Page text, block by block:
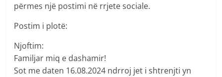
përmes një postimi në rrjete sociale.
Postim i plotë:
Njoftim:
Familjar miq e dashamir!
Sot me daten 16.08.2024 ndrroj jet i shtrenjti yn